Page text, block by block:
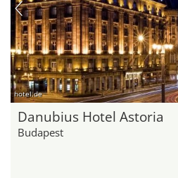
hotel.de
Danubius Hotel Astoria
Budapest